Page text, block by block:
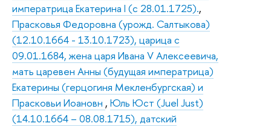
императрица Екатерина I (с 28.01.1725).,
Прасковья Федоровна (урожд. Салтыкова)
(12.10.1664 - 13.10.1723), царица с
09.01.1684, жена царя Ивана V Алексеевича,
мать царевен Анны (будущая императрица)
Екатерины (герцогиня Мекленбургская) и
Прасковьи Иоановн , Юль Юст (Juel Just)
(14.10.1664 – 08.08.1715), датский